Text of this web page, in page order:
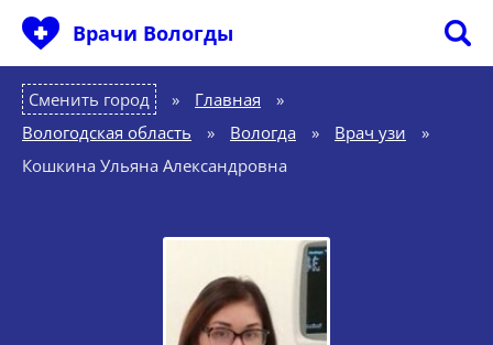
Врачи Вологды
Сменить город Главная
»
Вологодская область
» Вологда » Врач узи
»
Кошкина Ульяна Александровна